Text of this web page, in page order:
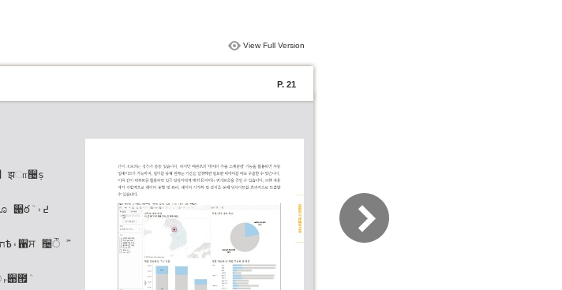
View Full Version
P. 21